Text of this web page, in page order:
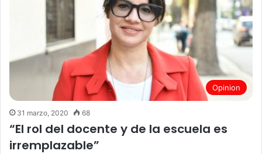
Opinion
31 marzo, 2020 68
“El rol del docente y de la escuela es
irremplazable”